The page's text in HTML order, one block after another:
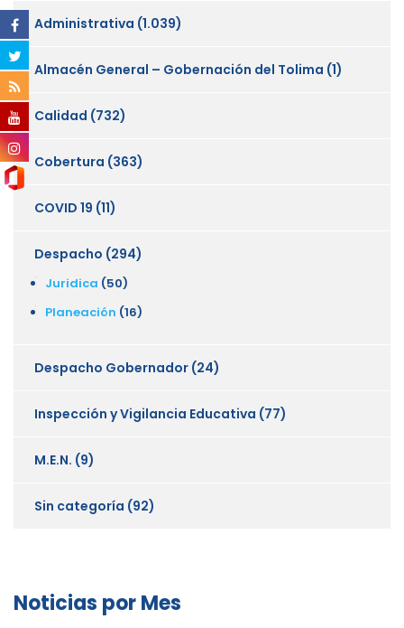
Administrativa (1.039)
Almacén General – Gobernación del Tolima (1)
Calidad (732)
Cobertura (363)
COVID 19 (11)
Despacho (294)
Juridica (50)
Planeación (16)
Despacho Gobernador (24)
Inspección y Vigilancia Educativa (77)
M.E.N. (9)
Sin categoría (92)
Noticias por Mes